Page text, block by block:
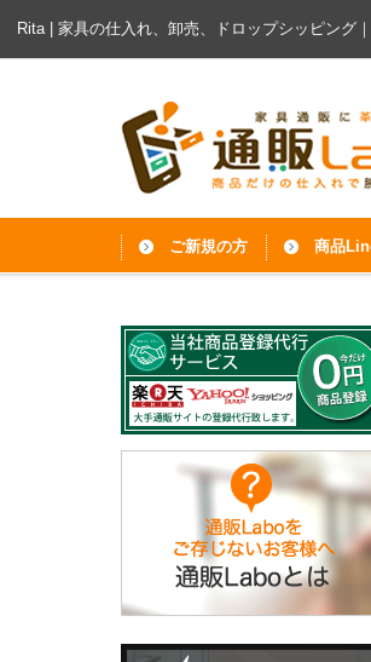
Rita | 家具の仕入れ、卸売、ドロップシッピング
ご新規の方 商品